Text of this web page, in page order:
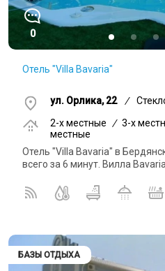
0
Отель "Villa Bavaria"
ул. Орлика, 22 /
2-x местные
/ 3-x
местные
Отель "Villa Bavaria" в
всего за 6 минут. Вилла
БАЗЫ ОТДЫХА